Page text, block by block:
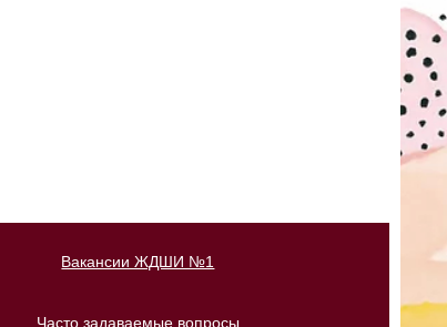
Вакансии ЖДШИ №1
Часто задаваемые вопросы